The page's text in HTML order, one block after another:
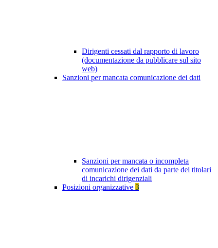
Dirigenti cessati dal rapporto di lavoro
(documentazione da pubblicare sul sito
web)
Sanzioni per mancata comunicazione dei dati
Sanzioni per mancata o incompleta
comunicazione dei dati da parte dei titolari
di incarichi dirigenziali
Posizioni organizzative 3